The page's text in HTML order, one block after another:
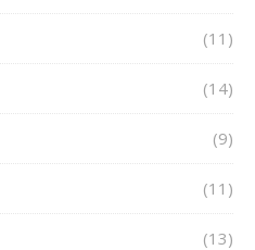
(11)
(14)
(9)
(11)
(13)